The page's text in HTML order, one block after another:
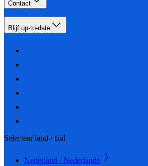
Contact
Blijf up-to-date
Selecteer land / taal
Nederland / Nederlands